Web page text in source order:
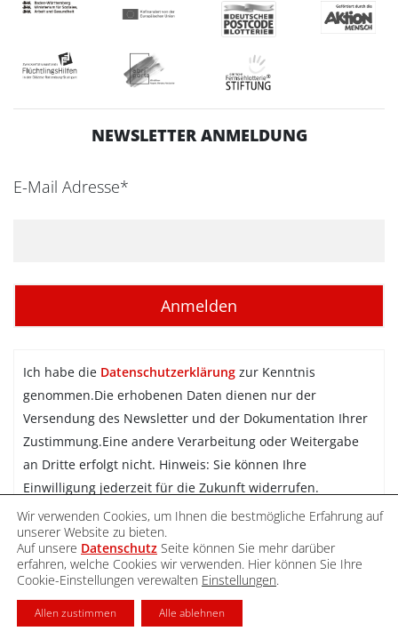
NEWSLETTER ANMELDUNG
E-Mail Adresse*
Ich habe die Datenschutzerklärung zur Kenntnis
genommen.Die erhobenen Daten dienen nur der
Versendung des Newsletter und der Dokumentation Ihrer
Zustimmung.Eine andere Verarbeitung oder Weitergabe
an Dritte erfolgt nicht. Hinweis: Sie können Ihre
Einwilligung jederzeit für die Zukunft widerrufen.
Newsletter abonnieren
DATENSCHUTZ IMPRESSUM
Wir verwenden Cookies, um Ihnen die bestmögliche Erfahrung auf
unserer Website zu bieten.
Auf unsere Datenschutz Seite können Sie mehr darüber
erfahren, welche Cookies wir verwenden. Hier können Sie Ihre
Cookie-Einstellungen verewalten Einstellungen.
Allen zustimmen Alle ablehnen